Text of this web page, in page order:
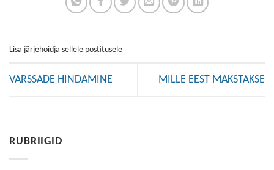
Lisa järjehoidja sellele postitusele
VARSSADE HINDAMINE MILLE EEST MAKSTAKSE
RUBRIIGID